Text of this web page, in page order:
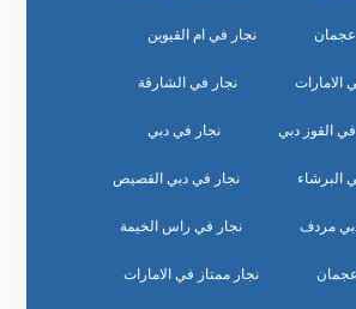
عجمان نجار في ام القيوين
الامارات نجار في الشارقة
القوز دبي نجار في دبي
البرشاء نجار في دبي القصيص
مردف نجار في راس الخيمة
نجار ممتاز في الامارات